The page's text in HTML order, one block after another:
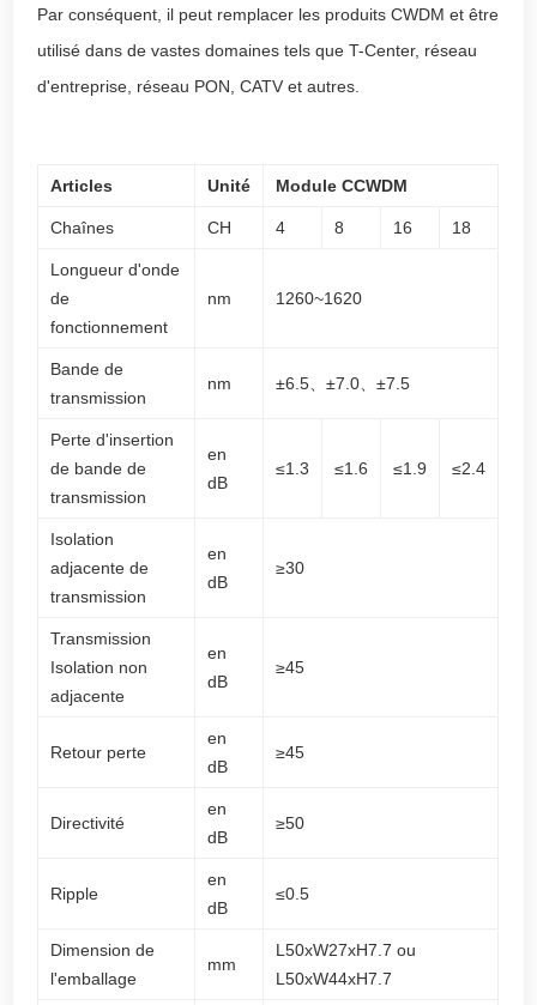
Par conséquent, il peut remplacer les produits CWDM et être
utilisé dans de vastes domaines tels que T-Center, réseau
d'entreprise, réseau PON, CATV et autres.
Articles Unité Module CCWDM
Chaînes CH 4 8 16 18
Longueur d'onde
de
fonctionnement
nm 1260~1620
Bande de
transmission
nm ±6.5、±7.0、±7.5
Perte d'insertion
de bande de
transmission
en
dB
≤1.3 ≤1.6 ≤1.9 ≤2.4
Isolation
adjacente de
transmission
en
dB
≥30
Transmission
Isolation non
adjacente
en
dB
≥45
Retour perte
en
dB
≥45
Directivité
en
dB
≥50
Ripple
en
dB
≤0.5
Dimension de
l'emballage
mm
L50xW27xH7.7 ou
L50xW44xH7.7